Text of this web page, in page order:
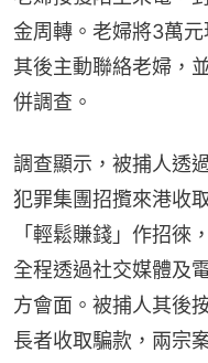
金周轉。老婦將3萬
其後主動聯絡老婦，
併調查。
調查顯示，被捕人透
犯罪集團招攬來港收
「輕鬆賺錢」作招徠
全程透過社交媒體及
方會面。被捕人其後
長者收取騙款，兩宗